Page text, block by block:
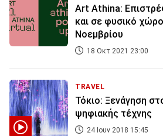
Αrt Athina:
και σε φυσικό
Νοεμβρίου
18 Οκτ 2021 23:00
TRAVEL
Τόκιο: Ξενάγηση
ψηφιακής τέχνης
24 Ιουν 2018 15:45